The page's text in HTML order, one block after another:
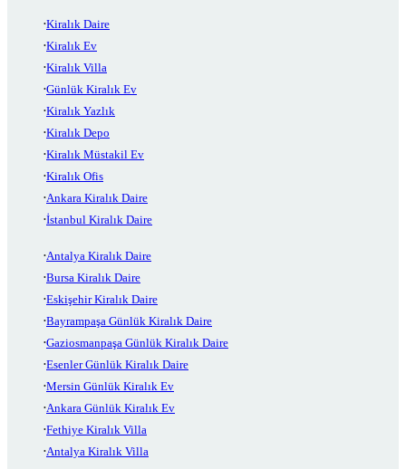
Kiralık Daire
Kiralık Ev
Kiralık Villa
Günlük Kiralık Ev
Kiralık Yazlık
Kiralık Depo
Kiralık Müstakil Ev
Kiralık Ofis
Ankara Kiralık Daire
İstanbul Kiralık Daire
Antalya Kiralık Daire
Bursa Kiralık Daire
Eskişehir Kiralık Daire
Bayrampaşa Günlük Kiralık Daire
Gaziosmanpaşa Günlük Kiralık Daire
Esenler Günlük Kiralık Daire
Mersin Günlük Kiralık Ev
Ankara Günlük Kiralık Ev
Fethiye Kiralık Villa
Antalya Kiralık Villa